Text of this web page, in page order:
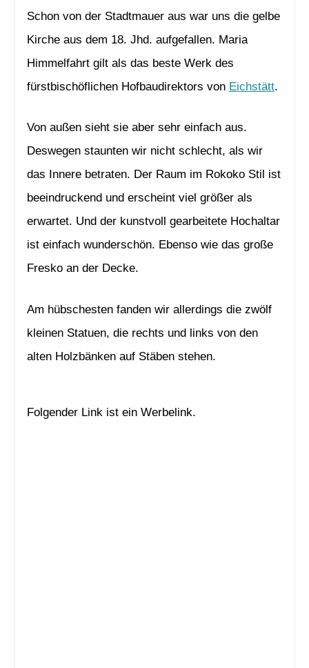
Schon von der Stadtmauer aus war uns die gelbe
Kirche aus dem 18. Jhd. aufgefallen. Maria
Himmelfahrt gilt als das beste Werk des
fürstbischöflichen Hofbaudirektors von Eichstätt.
Von außen sieht sie aber sehr einfach aus.
Deswegen staunten wir nicht schlecht, als wir
das Innere betraten. Der Raum im Rokoko Stil ist
beeindruckend und erscheint viel größer als
erwartet. Und der kunstvoll gearbeitete Hochaltar
ist einfach wunderschön. Ebenso wie das große
Fresko an der Decke.
Am hübschesten fanden wir allerdings die zwölf
kleinen Statuen, die rechts und links von den
alten Holzbänken auf Stäben stehen.
Folgender Link ist ein Werbelink.